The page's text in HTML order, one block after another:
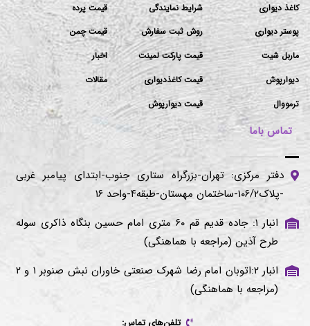
کاغذ دیواری
پوستر دیواری
ماربل شیت
دیوارپوش
ترمووال
شرایط نمایندگی
روش ثبت سفارش
قیمت پارکت لمینت
قیمت کاغذدیواری
قیمت دیوارپوش
قیمت پرده
قیمت چمن
اخبار
مقالات
تماس باما
دفتر مرکزی: تهران-بزرگراه ستاری جنوب-ابتدای پیامبر غربی
-پلاک۱۰۶/۲-ساختمان مهستان-طبقه۴-واحد ۱۶
انبار ۱: جاده قدیم قم ۶۰ متری امام حسین بنگاه ذاکری سوله
طرح آذین (مراجعه با هماهنگی)
انبار ۲:اتوبان امام رضا شهرک صنعتی خاوران نبش صنوبر ۱ و ۲
(مراجعه با هماهنگی)
تلفن‌های تماس: